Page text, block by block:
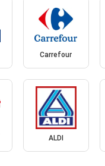
Carrefour
ALDI